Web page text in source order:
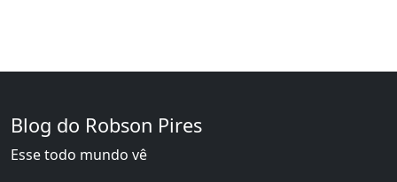
Blog do Robson Pires
Esse todo mundo vê